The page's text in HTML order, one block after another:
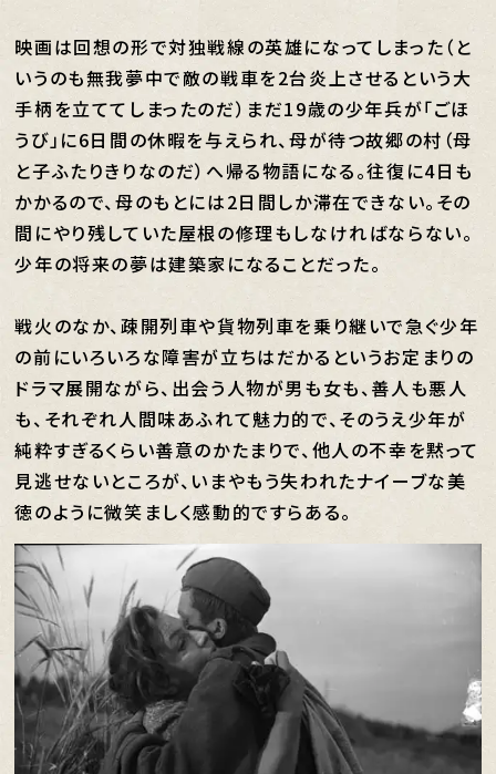
映画は回想の形で対独戦線の英雄になってしまった（と
いうのも無我夢中で敵の戦車を2台炎上させるという大
手柄を立ててしまったのだ）まだ19歳の少年兵が「ごほ
うび」に6日間の休暇を与えられ、母が待つ故郷の村（母
と子ふたりきりなのだ）へ帰る物語になる。往復に4日も
かかるので、母のもとには2日間しか滞在できない。その
間にやり残していた屋根の修理もしなければならない。
少年の将来の夢は建築家になることだった。
戦火のなか、疎開列車や貨物列車を乗り継いで急ぐ少年
の前にいろいろな障害が立ちはだかるというお定まりの
ドラマ展開ながら、出会う人物が男も女も、善人も悪人
も、それぞれ人間味あふれて魅力的で、そのうえ少年が
純粋すぎるくらい善意のかたまりで、他人の不幸を黙って
見逃せないところが、いまやもう失われたナイーブな美
徳のように微笑ましく感動的ですらある。